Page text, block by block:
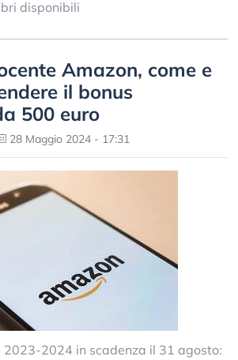
disponibili
Amazon, come e
il bonus
500 euro
28 Maggio 2024 - 17:31
2023-2024 in scadenza il 31 agosto: